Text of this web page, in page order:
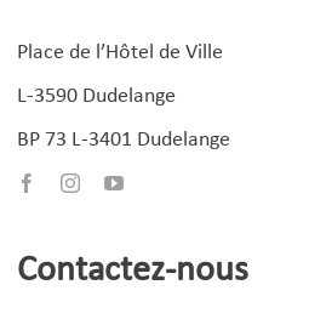
Place de l’Hôtel de Ville
L-3590 Dudelange
BP 73 L-3401 Dudelange
Contactez-nous